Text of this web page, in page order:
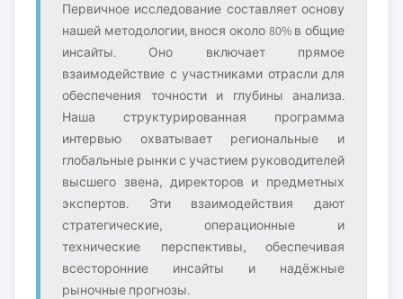
Первичное исследование составляет основу
нашей методологии, внося около 80% в общие
инсайты. Оно включает прямое
взаимодействие с участниками отрасли для
обеспечения точности и глубины анализа.
Наша структурированная программа
интервью охватывает региональные и
глобальные рынки с участием руководителей
высшего звена, директоров и предметных
экспертов. Эти взаимодействия дают
стратегические, операционные и
технические перспективы, обеспечивая
всесторонние инсайты и надёжные
рыночные прогнозы.